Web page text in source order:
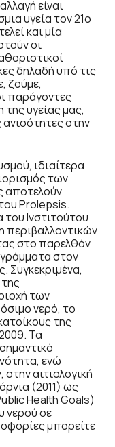
είναι
υγεία τον 21ο
και μία
οι
δηλαδή υπό τις
ζούμε,
παράγοντες
υγείας μας,
ανισότητες στην
ιδιαίτερα
των
αποτελούν
Prolepsis.
Ινστιτούτου
περιβαλλοντικών
στο παρελθόν
στον
Συγκεκριμένα,
των
νερό, το
της
Τα
ενώ
αιτιολογική
(2011) ως
Health Goals)
νερού σε
μπορείτε